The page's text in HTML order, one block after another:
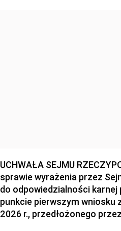
UCHWAŁA SEJMU
sprawie wyrażenia przez
do odpowiedzialności karnej
punkcie pierwszym wniosku
2026 r., przedłożonego